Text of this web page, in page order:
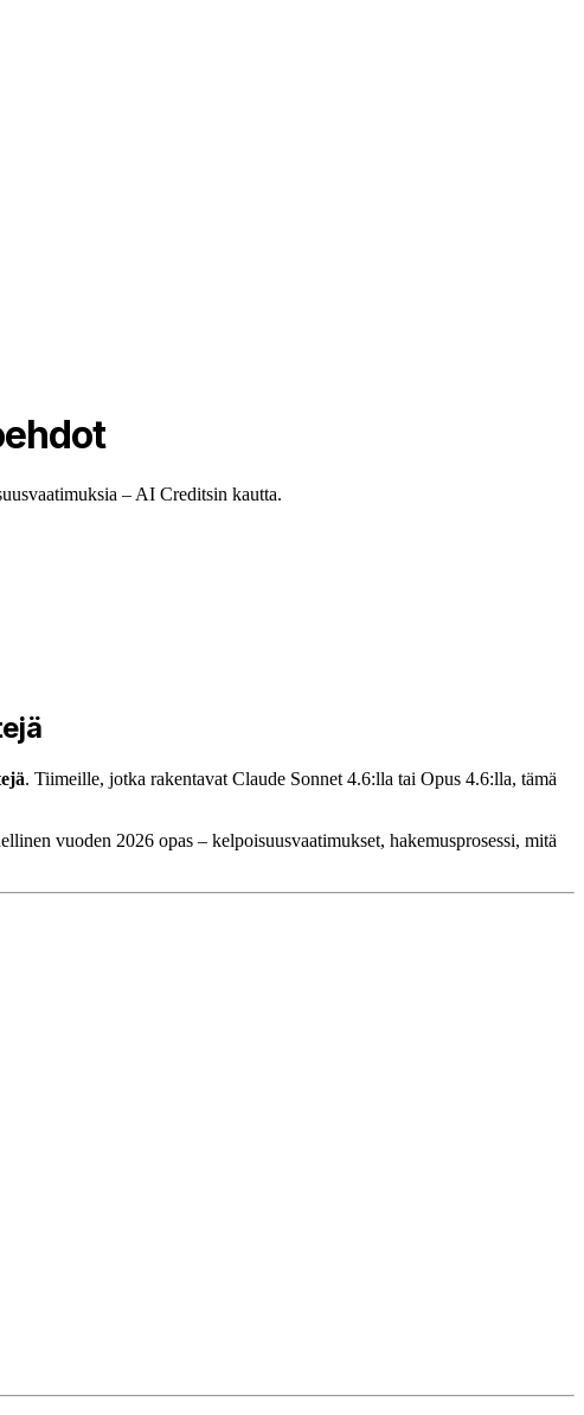
– AI Creditsin kautta.
. Tiimeille, jotka rakentavat Claude Sonnet 4.6:lla tai Opus 4.6:lla, tämä
vuoden 2026 opas – kelpoisuusvaatimukset, hakemusprosessi, mitä